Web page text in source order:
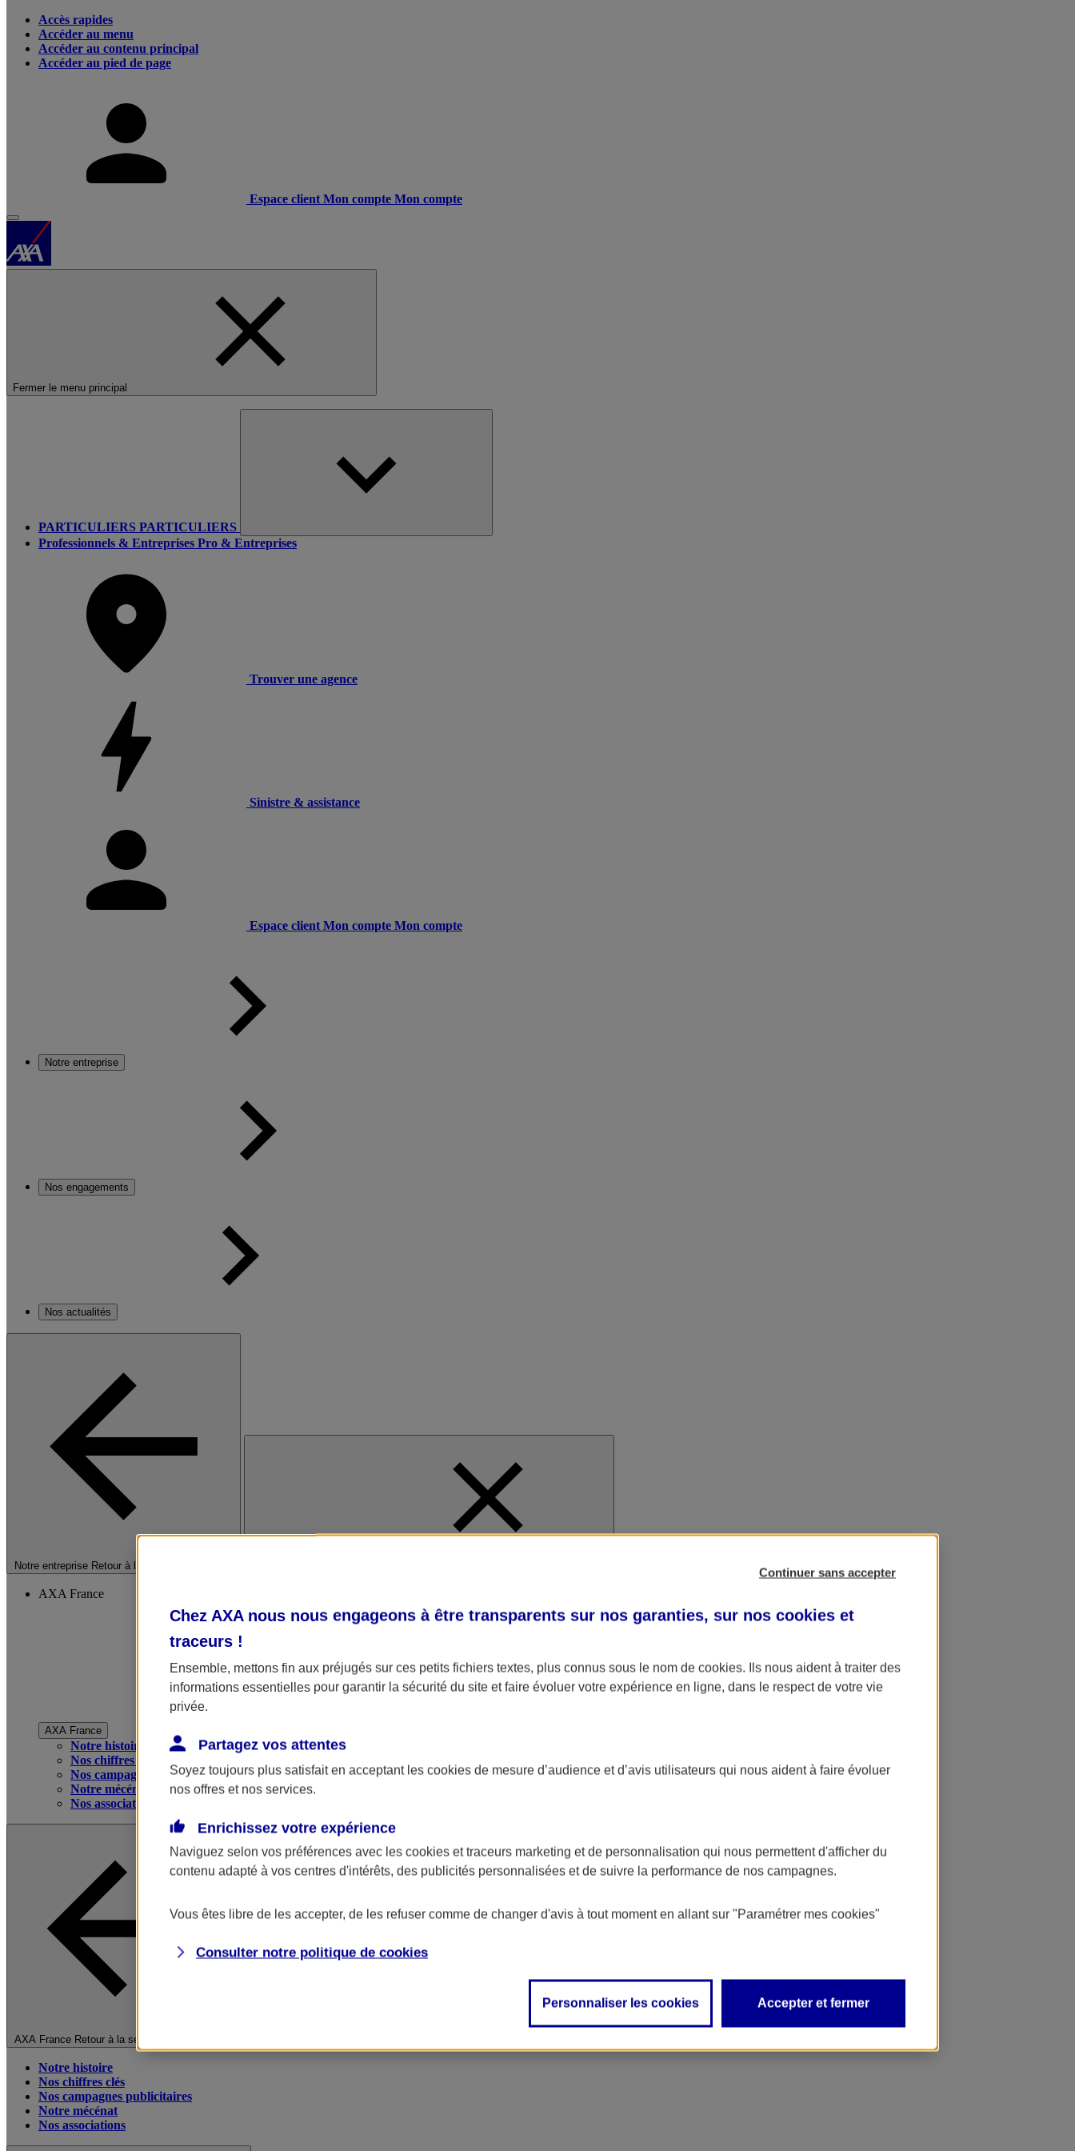
Accès rapides
Accéder au menu
Accéder au contenu principal
Accéder au pied de page
Espace client Mon compte Mon compte
Fermer le menu principal
PARTICULIERS PARTICULIERS
Professionnels & Entreprises Pro & Entreprises
Trouver une agence
Sinistre & assistance
Espace client Mon compte Mon compte
Notre entreprise
Nos engagements
Nos actualités
Notre entreprise Retour à la section précédente
AXA France
AXA France
Notre histoire
Nos chiffres clés
Nos campagnes publicitaires
Notre mécénat
Nos associations
AXA France Retour à la section précédente
Notre histoire
Nos chiffres clés
Nos campagnes publicitaires
Notre mécénat
Nos associations
Continuer sans accepter
Chez AXA nous nous engageons à être transparents sur nos garanties, sur nos cookies et
traceurs !
Ensemble, mettons fin aux préjugés sur ces petits fichiers textes, plus connus sous le nom de cookies. Ils nous aident à traiter des
informations essentielles pour garantir la sécurité du site et faire évoluer votre expérience en ligne, dans le respect de votre vie
privée.
Partagez vos attentes
Soyez toujours plus satisfait en acceptant les cookies de mesure d’audience et d’avis utilisateurs qui nous aident à faire évoluer
nos offres et nos services.
Enrichissez votre expérience
Naviguez selon vos préférences avec les cookies et traceurs marketing et de personnalisation qui nous permettent d'afficher du
contenu adapté à vos centres d'intérêts, des publicités personnalisées et de suivre la performance de nos campagnes.
Vous êtes libre de les accepter, de les refuser comme de changer d'avis à tout moment en allant sur "Paramétrer mes cookies"
Consulter notre politique de cookies
Personnaliser les cookies Accepter et fermer